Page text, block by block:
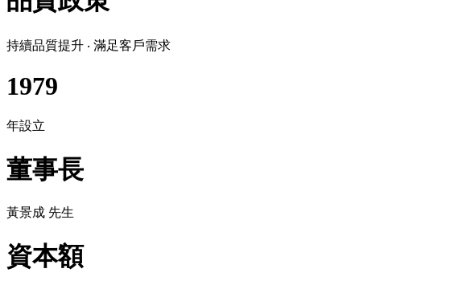
持續品質提升 ‧ 滿足客戶需求
1979
年設立
董事長
黃景成 先生
資本額